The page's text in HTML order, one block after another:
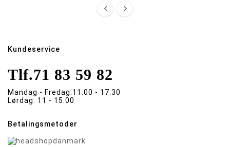
 
Kundeservice
Tlf.71 83 59 82
Mandag - Fredag:11.00 - 17.30
Lørdag: 11 - 15.00
Betalingsmetoder